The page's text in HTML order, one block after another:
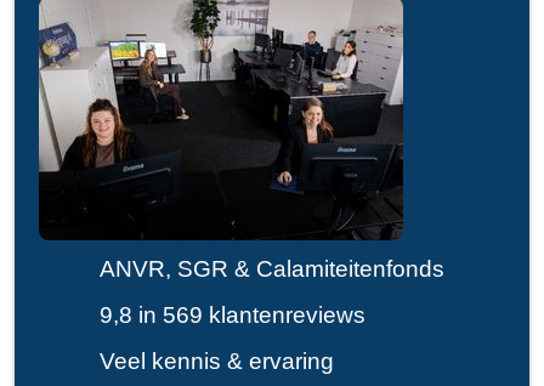
ANVR, SGR & Calamiteitenfonds
9,8 in 569 klantenreviews
Veel kennis & ervaring